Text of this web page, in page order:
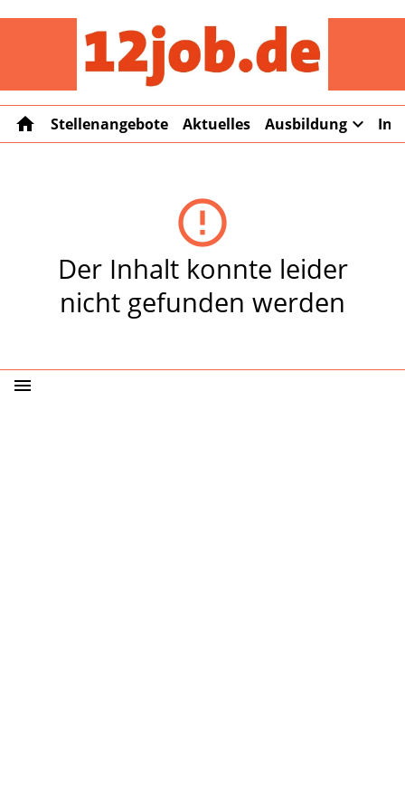
home Stellenangebote Aktuelles Ausbildung expand_more
error_outline
Der Inhalt konnte leider
nicht gefunden werden
menu